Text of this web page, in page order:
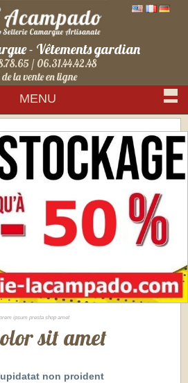
- Vêtements gardian
/ 06.31.44.42.48
de la vente en ligne
MENU
ipsum presta shop amet
sit amet
non proident